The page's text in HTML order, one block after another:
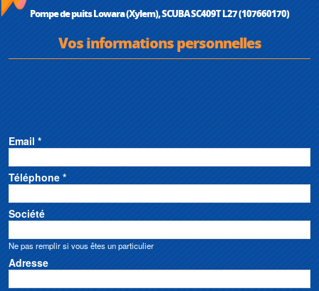
Pompe de puits Lowara (Xylem), SCUBA SC409T L27 (107660170)
Vos informations personnelles
Email *
Téléphone *
Société
Ne pas remplir si vous êtes un particulier
Adresse